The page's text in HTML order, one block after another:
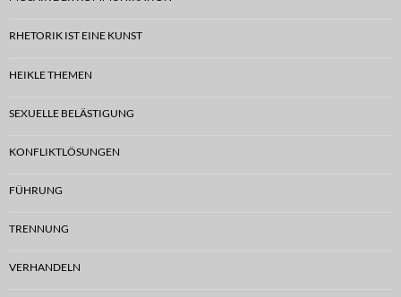
RHETORIK IST EINE KUNST
HEIKLE THEMEN
SEXUELLE BELÄSTIGUNG
KONFLIKTLÖSUNGEN
FÜHRUNG
TRENNUNG
VERHANDELN